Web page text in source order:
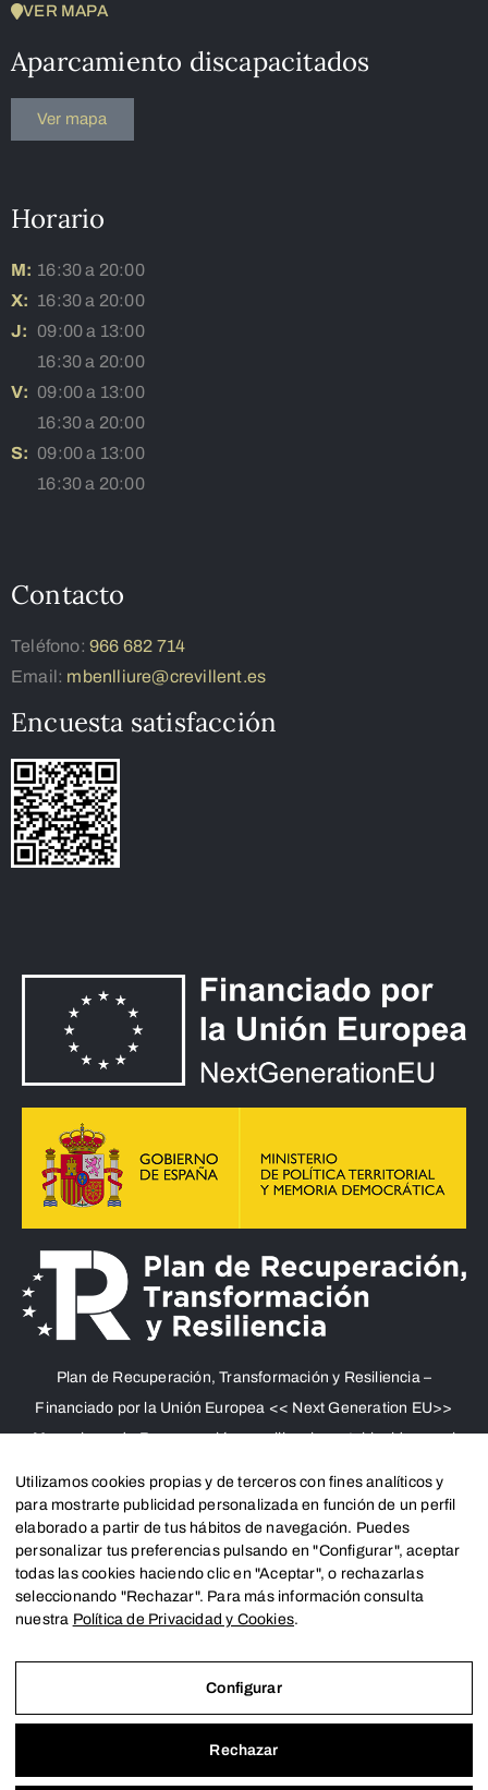
VER MAPA
Aparcamiento discapacitados
Ver mapa
Horario
M: 16:30 a 20:00
X: 16:30 a 20:00
J:
09:00 a 13:00
16:30 a 20:00
V: 09:00 a 13:00
16:30 a 20:00
S: 09:00 a 13:00
16:30 a 20:00
Contacto
Teléfono: 966 682 714
Email: mbenlliure@crevillent.es
Encuesta satisfacción
Plan de Recuperación, Transformación y Resiliencia –
Financiado por la Unión Europea << Next Generation EU>>
Mecanismo de Recuperación y resiliencia, establecido por el
Consejo, de 12 de febrero de 2021. Componente 11, Inversión
2 del PRTR gestionado por el Ministerio de Política territorial.
Créditos
Utilizamos cookies propias y de terceros con fines analíticos y
para mostrarte publicidad personalizada en función de un perfil
elaborado a partir de tus hábitos de navegación. Puedes
personalizar tus preferencias pulsando en "Configurar", aceptar
todas las cookies haciendo clic en "Aceptar", o rechazarlas
seleccionando "Rechazar". Para más información consulta
nuestra Política de Privacidad y Cookies.
Configurar
Rechazar
Aviso Legal